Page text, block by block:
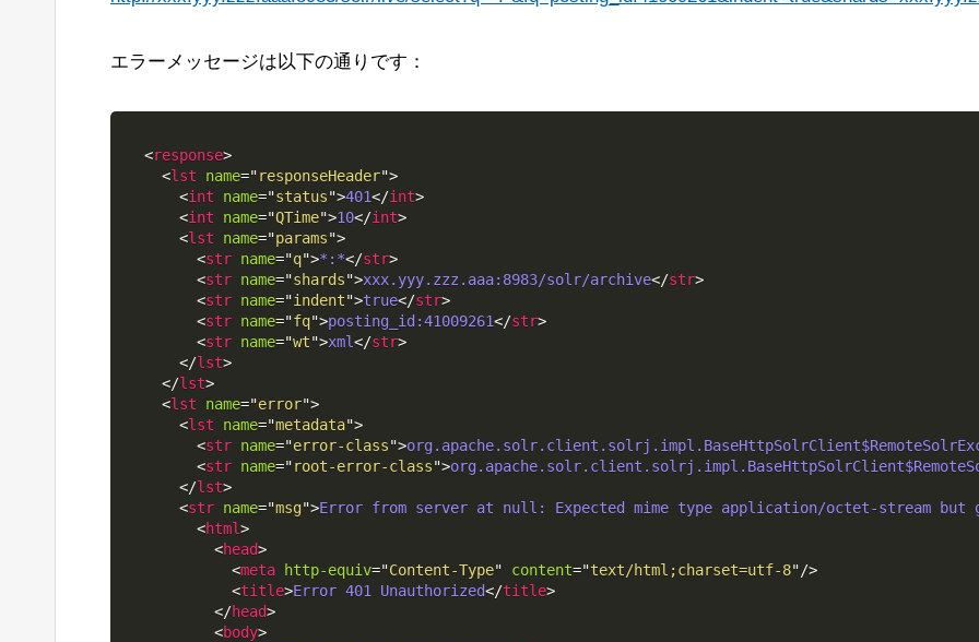
エラーメッセージは以下の通りです：
<response>
<lst name="responseHeader">
<int name="status">401</int>
<int name="QTime">10</int>
<lst name="params">
<str name="q">*:*</str>
<str name="shards">xxx.yyy.zzz.aaa:8983/solr/archive</str>
<str name="indent">true</str>
<str name="fq">posting_id:41009261</str>
<str name="wt">xml</str>
</lst>
</lst>
<lst name="error">
<lst name="metadata">
<str name="error-class">
<str name="root-error-class">
</lst>
<str name="msg">Error from server at null: Expected mime type application/octet-stream
<html>
<head>
<meta http-equiv="Content-Type" content="text/html;charset=utf-8"/>
<title>Error 401 Unauthorized</title>
</head>
<body>